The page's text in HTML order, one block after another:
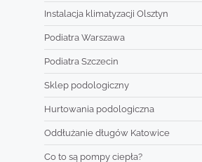
Instalacja klimatyzacji Olsztyn
Podiatra Warszawa
Podiatra Szczecin
Sklep podologiczny
Hurtowania podologiczna
Oddłużanie długów Katowice
Co to są pompy ciepła?